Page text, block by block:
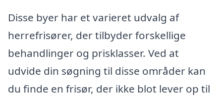
Disse byer har et varieret udvalg af
herrefrisører, der tilbyder forskellige
behandlinger og prisklasser. Ved at
udvide din søgning til disse områder kan
du finde en frisør, der ikke blot lever op til